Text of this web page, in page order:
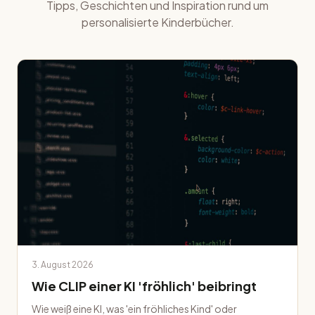
Tipps, Geschichten und Inspiration rund um
personalisierte Kinderbücher.
3. August 2026
Wie CLIP einer KI 'fröhlich' beibringt
Wie weiß eine KI, was 'ein fröhliches Kind' oder